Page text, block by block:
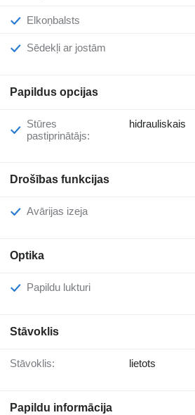
Elkoņbalsts
Sēdekļi ar jostām
Papildus opcijas
Stūres
pastiprinātājs:
hidrauliskais
Drošības funkcijas
Avārijas izeja
Optika
Papildu lukturi
Stāvoklis
Stāvoklis: lietots
Papildu informācija